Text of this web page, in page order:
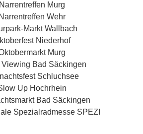
Narrentreffen Murg
Narrentreffen Wehr
Markt Wallbach
Niederhof
Murg
Viewing Bad Säckingen
Schluchsee
Up Hochrhein
Bad Säckingen
Spezialradmesse SPEZI